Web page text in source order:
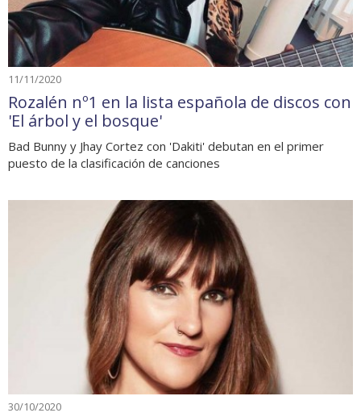
11/11/2020
Rozalén nº1 en la lista española de discos con
'El árbol y el bosque'
Bad Bunny y Jhay Cortez con 'Dakiti' debutan en el primer
puesto de la clasificación de canciones
30/10/2020